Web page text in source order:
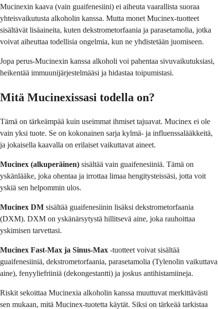
Mucinexin kaava (vain guaifenesiini) ei aiheuta vaarallista suoraa
yhteisvaikutusta alkoholin kanssa. Mutta monet Mucinex-tuotteet
sisältävät lisäaineita, kuten dekstrometorfaania ja parasetamolia, jotka
voivat aiheuttaa todellisia ongelmia, kun ne yhdistetään juomiseen.
Jopa perus-Mucinexin kanssa alkoholi voi pahentaa sivuvaikutuksiasi,
heikentää immuunijärjestelmääsi ja hidastaa toipumistasi.
Mitä Mucinexissasi todella on?
Tämä on tärkeämpää kuin useimmat ihmiset tajuavat. Mucinex ei ole
vain yksi tuote. Se on kokonainen sarja kylmä- ja influenssalääkkeitä,
ja jokaisella kaavalla on erilaiset vaikuttavat aineet.
Mucinex (alkuperäinen) sisältää vain guaifenesiiniä. Tämä on
yskänlääke, joka ohentaa ja irrottaa limaa hengitysteissäsi, jotta voit
yskiä sen helpommin ulos.
Mucinex DM sisältää guaifenesiinin lisäksi dekstrometorfaania
(DXM). DXM on yskänärsytystä hillitsevä aine, joka rauhoittaa
yskimisen tarvettasi.
Mucinex Fast-Max ja Sinus-Max -tuotteet voivat sisältää
guaifenesiiniä, dekstrometorfaania, parasetamolia (Tylenolin vaikuttava
aine), fenyyliefriiniä (dekongestantti) ja joskus antihistamiineja.
Riskit sekoittaa Mucinexia alkoholin kanssa muuttuvat merkittävästi
sen mukaan, mitä Mucinex-tuotetta käytät. Siksi on tärkeää tarkistaa